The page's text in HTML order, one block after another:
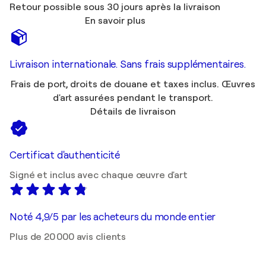
Retour possible sous 30 jours après la livraison
En savoir plus
Livraison internationale. Sans frais supplémentaires.
Frais de port, droits de douane et taxes inclus. Œuvres
d'art assurées pendant le transport.
Détails de livraison
Certificat d'authenticité
Signé et inclus avec chaque œuvre d'art
Noté 4,9/5 par les acheteurs du monde entier
Plus de 20 000 avis clients